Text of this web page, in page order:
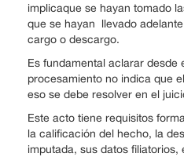
implicaque se hayan tomado
que se hayan llevado
cargo o descargo.
Es fundamental aclarar desde
procesamiento no indica que
eso se debe resolver en el
Este acto tiene requisitos
la calificación del hecho, la
imputada, sus datos filiatorios,